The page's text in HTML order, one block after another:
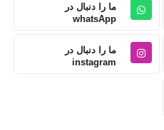
ما را دنبال در
whatsApp
ما را دنبال در
instagram